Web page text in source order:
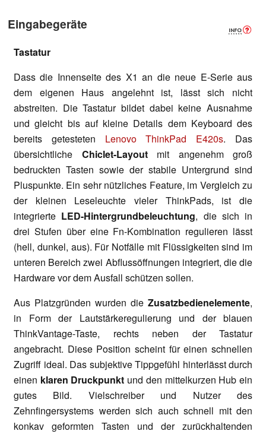
Eingabegeräte
Tastatur
Dass die Innenseite des X1 an die neue E-Serie aus
dem eigenen Haus angelehnt ist, lässt sich nicht
abstreiten. Die Tastatur bildet dabei keine Ausnahme
und gleicht bis auf kleine Details dem Keyboard des
bereits getesteten Lenovo ThinkPad E420s. Das
übersichtliche Chiclet-Layoutmit angenehm groß
bedruckten Tasten sowie der stabile Untergrund sind
Pluspunkte. Ein sehr nützliches Feature, im Vergleich zu
der kleinen Leseleuchte vieler ThinkPads, ist die
integrierte LED-Hintergrundbeleuchtung, die sich in
drei Stufen über eine Fn-Kombination regulieren lässt
(hell, dunkel, aus). Für Notfälle mit Flüssigkeiten sind im
unteren Bereich zwei Abflussöffnungen integriert, die die
Hardware vor dem Ausfall schützen sollen.
Aus Platzgründen wurden die Zusatzbedienelemente,
in Form der Lautstärkeregulierung und der blauen
ThinkVantage-Taste, rechts neben der Tastatur
angebracht. Diese Position scheint für einen schnellen
Zugriff ideal. Das subjektive Tippgefühl hinterlässt durch
einen klaren Druckpunkt und den mittelkurzen Hub ein
gutes Bild. Vielschreiber und Nutzer des
Zehnfingersystems werden sich auch schnell mit den
konkav geformten Tasten und der zurückhaltenden